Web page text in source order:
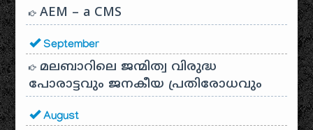
AEM – a CMS
September
മലബാറിലെ ജന്മിത്വ വിരുദ്ധ
പോരാട്ടവും ജനകീയ പ്രതിരോധവും
August